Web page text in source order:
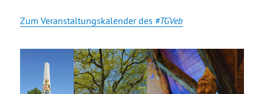
Zum Veranstaltungskalender des #TGVeb